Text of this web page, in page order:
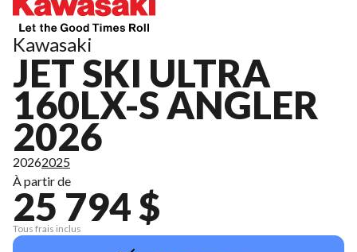
Kawasaki
JET SKI ULTRA
160LX-S ANGLER
2026
20262025
À partir de
25 794 $
Tous frais inclus